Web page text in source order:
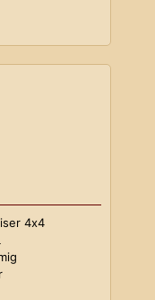
4x4